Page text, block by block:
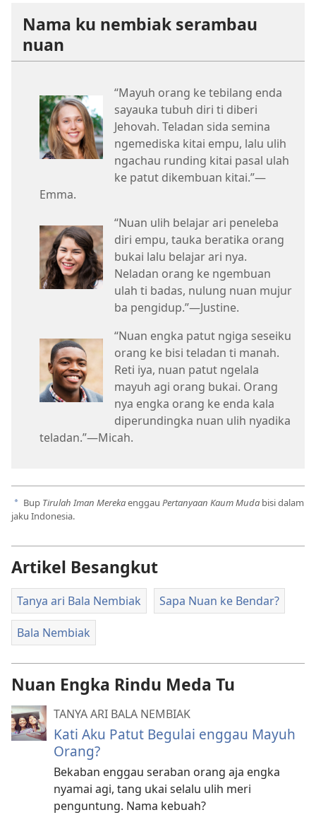
Nama ku nembiak serambau
nuan
“Mayuh orang ke tebilang enda
sayauka tubuh diri ti diberi
Jehovah. Teladan sida semina
ngemediska kitai empu, lalu ulih
ngachau runding kitai pasal ulah
ke patut dikembuan kitai.”—
Emma.
“Nuan ulih belajar ari peneleba
diri empu, tauka beratika orang
bukai lalu belajar ari nya.
Neladan orang ke ngembuan
ulah ti badas, nulung nuan mujur
ba pengidup.”—Justine.
“Nuan engka patut ngiga seseiku
orang ke bisi teladan ti manah.
Reti iya, nuan patut ngelala
mayuh agi orang bukai. Orang
nya engka orang ke enda kala
diperundingka nuan ulih nyadika
teladan.”—Micah.
a Bup Tirulah Iman Merekaenggau Pertanyaan Kaum Muda bisi dalam
jaku Indonesia.
Artikel Besangkut
Tanya ari Bala Nembiak Sapa Nuan ke Bendar?
Bala Nembiak
Nuan Engka Rindu Meda Tu
TANYA ARI BALA NEMBIAK
Kati Aku Patut Begulai enggau Mayuh
Orang?
Bekaban enggau seraban orang aja engka
nyamai agi, tang ukai selalu ulih meri
penguntung. Nama kebuah?